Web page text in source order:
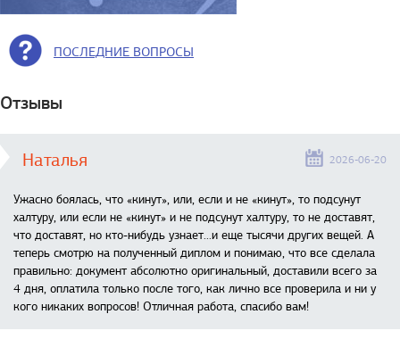
ПОСЛЕДНИЕ ВОПРОСЫ
Отзывы
Наталья 2026-06-20
Ужасно боялась, что «кинут», или, если и не «кинут», то подсунут
халтуру, или если не «кинут» и не подсунут халтуру, то не доставят,
что доставят, но кто-нибудь узнает...и еще тысячи других вещей. А
теперь смотрю на полученный диплом и понимаю, что все сделала
правильно: документ абсолютно оригинальный, доставили всего за
4 дня, оплатила только после того, как лично все проверила и ни у
кого никаких вопросов! Отличная работа, спасибо вам!